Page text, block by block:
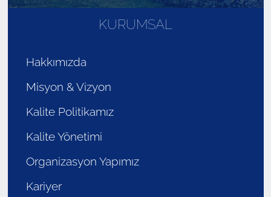
KURUMSAL
Hakkımızda
Misyon & Vizyon
Kalite Politikamız
Kalite Yönetimi
Organizasyon Yapımız
Kariyer